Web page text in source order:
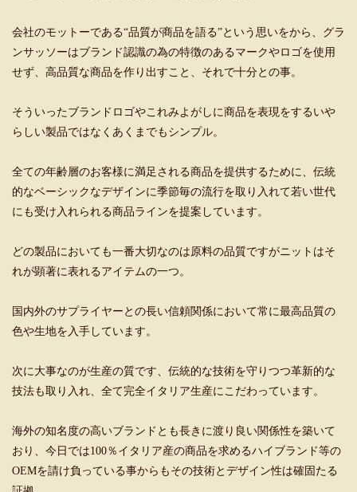
会社のモットーである“品質が商品を語る”という思いをから、グラ
ンサッソーはブランド認識の為の特徴のあるマークやロゴを使用
せず、高品質な商品を作り出すこと、それで十分との事。
そういったブランドロゴやこれみよがしに商品を表現をするいや
らしい製品ではなくあくまでもシンプル。
全ての年齢層のお客様に満足される商品を提供するために、伝統
的なベーシックなデザインに季節毎の流行を取り入れて若い世代
にも受け入れられる商品ラインを提案しています。
どの製品においても一番大切なのは原料の品質ですがニットはそ
れが顕著に表れるアイテムの一つ。
国内外のサプライヤーとの長い信頼関係において常に最高品質の
色や生地を入手しています。
次に大事なのが生産の質です、伝統的な技術を守りつつ革新的な
技法も取り入れ、全て完全イタリア生産にこだわっています。
海外の知名度の高いブランドとも長きに渡り良い関係性を築いて
おり、今日では100％イタリア産の商品を求めるハイブランド等の
OEMを請け負っている事からもその技術とデザイン性は確固たる